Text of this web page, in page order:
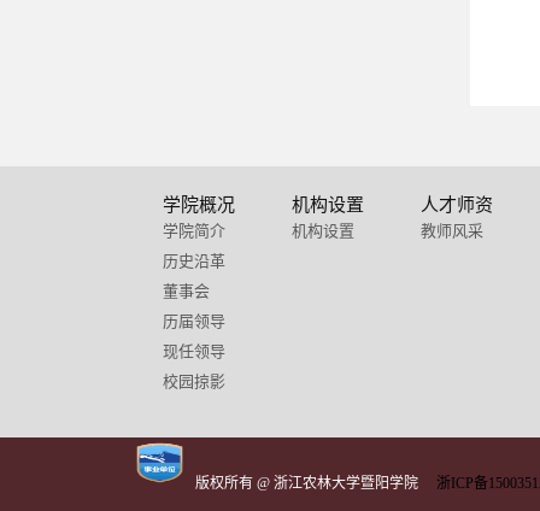
学院概况
学院简介
历史沿革
董事会
历届领导
现任领导
校园掠影
机构设置
机构设置
人才师资
教师风采
版权所有 @ 浙江农林大学暨阳学院 浙ICP备